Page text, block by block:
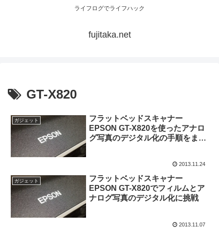
ライフログでライフハック
fujitaka.net
GT-X820
ガジェット
フラットベッドスキャナー
EPSON GT-X820を使ったアナロ
グ写真のデジタル化の手順をまと
2013.11.24
ガジェット
フラットベッドスキャナー
EPSON GT-X820でフィルムとア
ナログ写真のデジタル化に挑戦
2013.11.07